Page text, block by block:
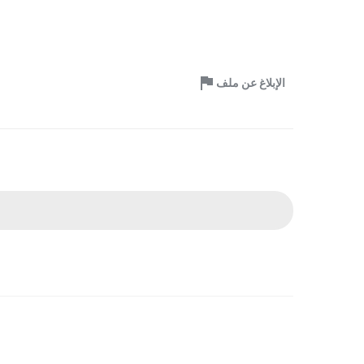
الإبلاغ عن ملف